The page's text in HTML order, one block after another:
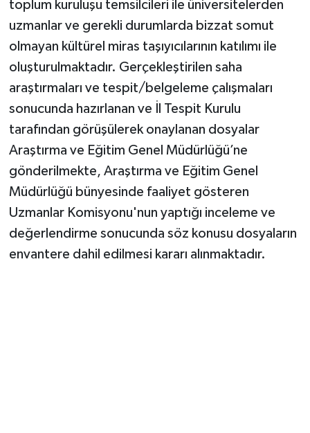
toplum kuruluşu temsilcileri ile üniversitelerden
uzmanlar ve gerekli durumlarda bizzat somut
olmayan kültürel miras taşıyıcılarının katılımı ile
oluşturulmaktadır. Gerçekleştirilen saha
araştırmaları ve tespit/belgeleme çalışmaları
sonucunda hazırlanan ve İl Tespit Kurulu
tarafından görüşülerek onaylanan dosyalar
Araştırma ve Eğitim Genel Müdürlüğü’ne
gönderilmekte, Araştırma ve Eğitim Genel
Müdürlüğü bünyesinde faaliyet gösteren
Uzmanlar Komisyonu'nun yaptığı inceleme ve
değerlendirme sonucunda söz konusu dosyaların
envantere dahil edilmesi kararı alınmaktadır.